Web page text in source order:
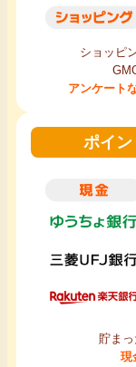
ショッピ
アンケート
ポイ
貯ま
現